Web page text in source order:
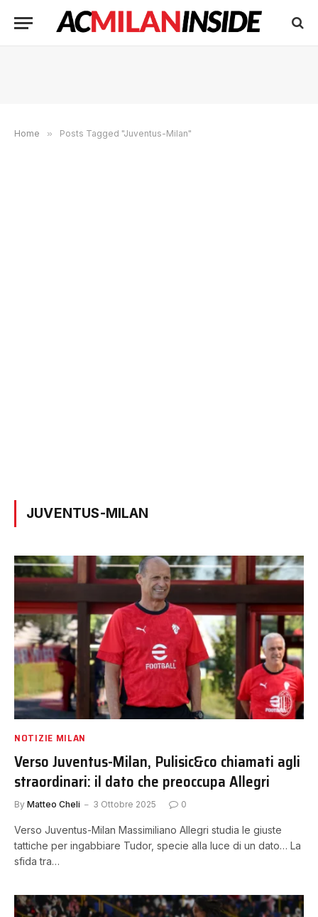
Home » Posts Tagged "Juventus-Milan"
JUVENTUS-MILAN
NOTIZIE MILAN
Verso Juventus-Milan, Pulisic&co chiamati agli
straordinari: il dato che preoccupa Allegri
By Matteo Cheli 3 Ottobre 2025 0
Verso Juventus-Milan Massimiliano Allegri studia le giuste
tattiche per ingabbiare Tudor, specie alla luce di un dato… La
sfida tra…